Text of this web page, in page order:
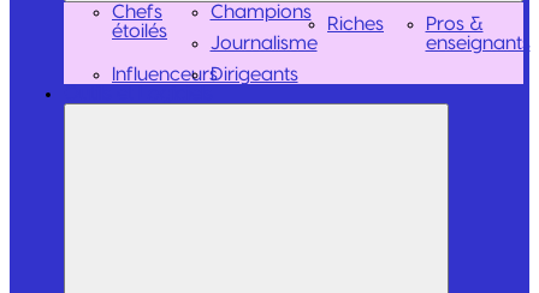
Chefs
étoilés
Champions
Journalisme
InfluenceursDirigeants
Riches
Pros &
enseignants